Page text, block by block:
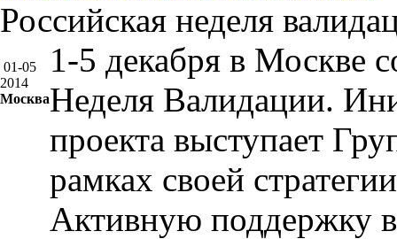
Российская неделя
01-05
2014
Москва
1-5 декабря в Москве
Неделя Валидации.
проекта выступает
рамках своей
Активную поддержку